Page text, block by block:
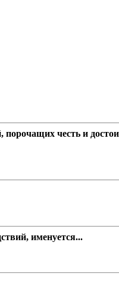
честь и
именуется...